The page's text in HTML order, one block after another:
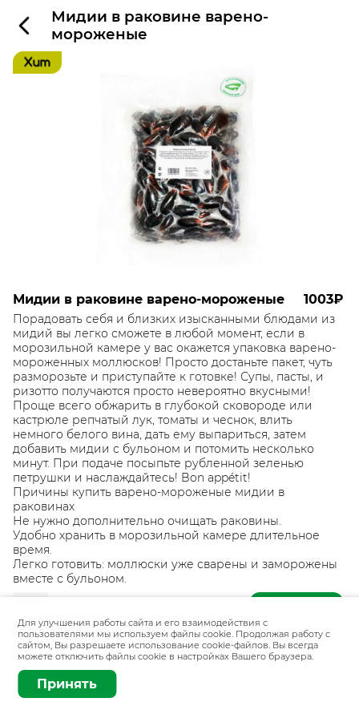
Мидии в раковине варено-
мороженые
Мидии в раковине варено-мороженые 1003₽
Порадовать себя и близких изысканными блюдами из
мидий вы легко сможете в любой момент, если в
морозильной камере у вас окажется упаковка варено-
мороженных моллюсков! Просто достаньте пакет, чуть
разморозьте и приступайте к готовке! Супы, пасты, и
ризотто получаются просто невероятно вкусными!
Проще всего обжарить в глубокой сковороде или
кастрюле репчатый лук, томаты и чеснок, влить
немного белого вина, дать ему выпариться, затем
добавить мидии с бульоном и потомить несколько
минут. При подаче посыпьте рубленной зеленью
петрушки и наслаждайтесь! Bon appétit!
Причины купить варено-мороженые мидии в
раковинах
Не нужно дополнительно очищать раковины.
Удобно хранить в морозильной камере длительное
время.
Легко готовить: моллюски уже сварены и заморожены
вместе с бульоном.
Для улучшения работы сайта и его взаимодействия с
пользователями мы используем файлы cookie. Продолжая работу с
сайтом, Вы разрешаете использование cookie-файлов. Вы всегда
можете отключить файлы cookie в настройках Вашего браузера.
Принять